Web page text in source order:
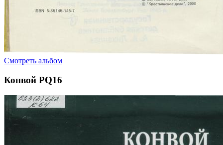
Смотреть альбом
Конвой PQ16